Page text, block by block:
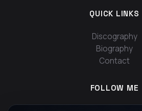
QUICK LINKS
Discography
Biography
Contact
FOLLOW ME